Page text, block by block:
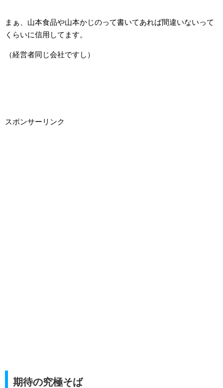
まぁ、山本食品や山本かじのって書いてあれば間違いないって
くらいに信用してます。
（経営者同じ会社ですし）
スポンサーリンク
期待の究極そば